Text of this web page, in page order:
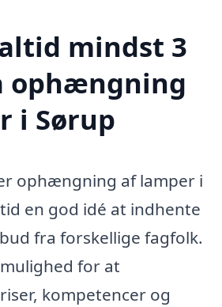
mindst 3
ophængning
i Sørup
ophængning af lamper i
en god idé at indhente
fra forskellige fagfolk.
for at
kompetencer og